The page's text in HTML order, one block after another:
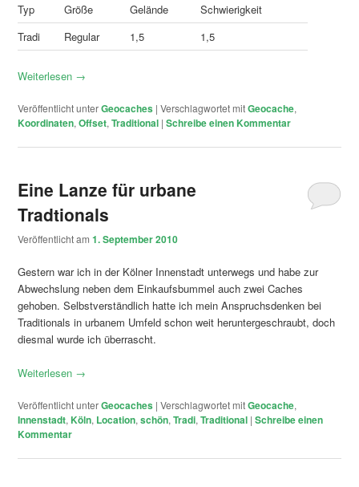
Typ Größe Gelände
Schwierigkeit
Tradi
Regular 1,5 1,5
Weiterlesen →
Veröffentlicht unterGeocaches |Verschlagwortet mitGeocache,
Koordinaten,Offset,Traditional |Schreibe einen Kommentar
Eine Lanze für urbane
Tradtionals
Veröffentlicht am1. September 2010
Gestern war ich in der Kölner Innenstadt unterwegs und habe zur
Abwechslung neben dem Einkaufsbummel auch zwei Caches
gehoben. Selbstverständlich hatte ich mein Anspruchsdenken bei
Traditionals in urbanem Umfeld schon weit heruntergeschraubt, doch
diesmal wurde ich überrascht.
Weiterlesen →
Veröffentlicht unterGeocaches |Verschlagwortet mitGeocache,
Innenstadt,Köln, Location,schön,Tradi,Traditional |Schreibe einen
Kommentar